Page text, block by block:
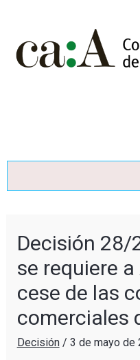
Decisión 28/
se requiere
cese de las
comerciales
Decisión/ 3 de mayo de